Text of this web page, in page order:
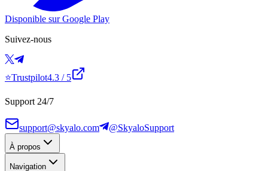
Disponible sur Google Play
Suivez-nous
⭐Trustpilot4.3 / 5
Support 24/7
support@skyalo.com @SkyaloSupport
À propos
Navigation